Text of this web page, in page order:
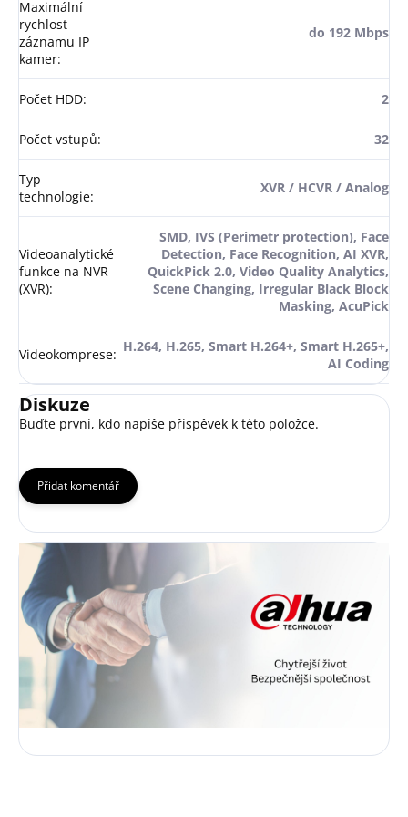
Maximální
rychlost
záznamu IP
kamer:
do 192 Mbps
Počet HDD: 2
Počet vstupů: 32
Typ
technologie:
XVR / HCVR / Analog
Videoanalytické
funkce na NVR
(XVR):
SMD, IVS (Perimetr protection), Face
Detection, Face Recognition, AI XVR,
QuickPick 2.0, Video Quality Analytics,
Scene Changing, Irregular Black Block
Masking, AcuPick
Videokomprese: H.264, H.265, Smart H.264+, Smart H.265+,
AI Coding
Diskuze
Buďte první, kdo napíše příspěvek k této položce.
Přidat komentář